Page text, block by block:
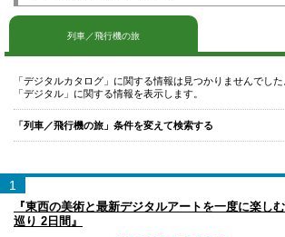
列車／飛行機の旅
「デジタルカタログ」に関する情報は見つかりませんでした
「デジタル」に関する情報を表示します。
「列車／飛行機の旅」条件を変えて検索する
1
『東西の美術と最新デジタルアートを一度に楽し
巡り 2日間』